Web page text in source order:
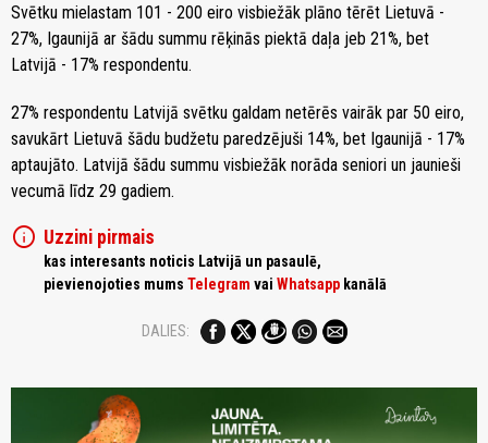
Svētku mielastam 101 - 200 eiro visbiežāk plāno tērēt Lietuvā -
27%, Igaunijā ar šādu summu rēķinās piektā daļa jeb 21%, bet
Latvijā - 17% respondentu.
27% respondentu Latvijā svētku galdam netērēs vairāk par 50 eiro,
savukārt Lietuvā šādu budžetu paredzējuši 14%, bet Igaunijā - 17%
aptaujāto. Latvijā šādu summu visbiežāk norāda seniori un jaunieši
vecumā līdz 29 gadiem.
info Uzzini pirmais
kas interesants noticis Latvijā un pasaulē,
pievienojoties mums Telegram vai Whatsapp kanālā
DALIES: